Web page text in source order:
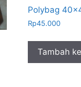
Polybag
Rp45.000
Tambah